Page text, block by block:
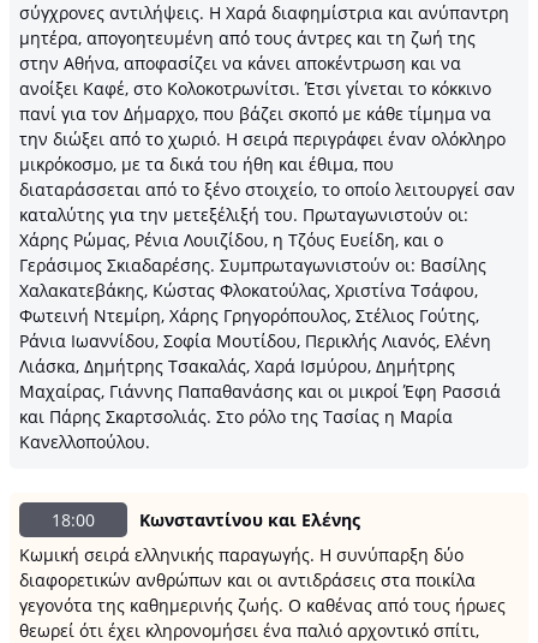
σύγχρονες αντιλήψεις. Η Χαρά διαφημίστρια και ανύπαντρη
μητέρα, απογοητευμένη από τους άντρες και τη ζωή της
στην Αθήνα, αποφασίζει να κάνει αποκέντρωση και να
ανοίξει Καφέ, στο Κολοκοτρωνίτσι. Έτσι γίνεται το κόκκινο
πανί για τον Δήμαρχο, που βάζει σκοπό με κάθε τίμημα να
την διώξει από το χωριό. Η σειρά περιγράφει έναν ολόκληρο
μικρόκοσμο, με τα δικά του ήθη και έθιμα, που
διαταράσσεται από το ξένο στοιχείο, το οποίο λειτουργεί σαν
καταλύτης για την μετεξέλιξή του. Πρωταγωνιστούν οι:
Χάρης Ρώμας, Ρένια Λουιζίδου, η Τζόυς Ευείδη, και ο
Γεράσιμος Σκιαδαρέσης. Συμπρωταγωνιστούν οι: Βασίλης
Χαλακατεβάκης, Κώστας Φλοκατούλας, Χριστίνα Τσάφου,
Φωτεινή Ντεμίρη, Χάρης Γρηγορόπουλος, Στέλιος Γούτης,
Ράνια Ιωαννίδου, Σοφία Μουτίδου, Περικλής Λιανός, Ελένη
Λιάσκα, Δημήτρης Τσακαλάς, Χαρά Ισμύρου, Δημήτρης
Μαχαίρας, Γιάννης Παπαθανάσης και οι μικροί Έφη Ρασσιά
και Πάρης Σκαρτσολιάς. Στο ρόλο της Τασίας η Μαρία
Κανελλοπούλου.
18:00
Κωνσταντίνου και Ελένης
Κωμική σειρά ελληνικής παραγωγής. Η συνύπαρξη δύο
διαφορετικών ανθρώπων και οι αντιδράσεις στα ποικίλα
γεγονότα της καθημερινής ζωής. Ο καθένας από τους ήρωες
θεωρεί ότι έχει κληρονομήσει ένα παλιό αρχοντικό σπίτι,